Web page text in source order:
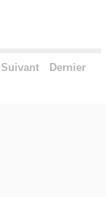
Suivant Dernier